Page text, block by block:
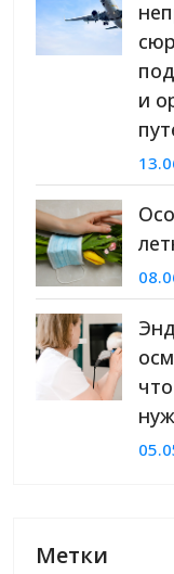
и
Метки